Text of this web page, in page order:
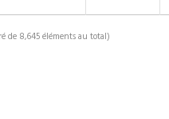
de 8,645 éléments au total)